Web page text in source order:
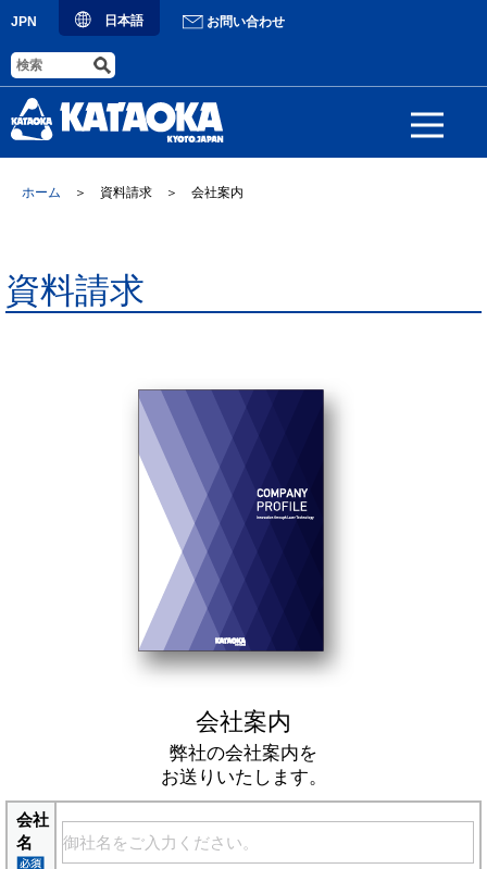
JPN 日本語 お問い合わせ
ホーム ＞ 資料請求 ＞ 会社案内
資料請求
会社案内
弊社の会社案内を
お送りいたします。
会社
名